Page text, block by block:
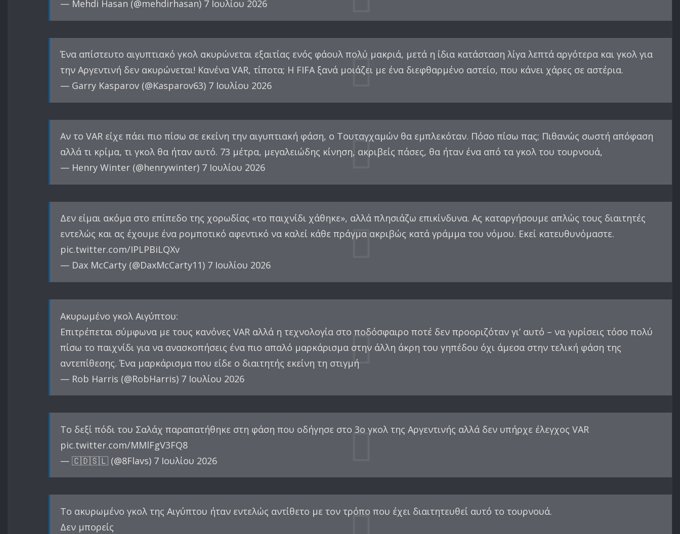
— Mehdi Hasan (@mehdirhasan) 7 Ιουλίου 2026
Ένα απίστευτο αιγυπτιακό γκολ ακυρώνεται εξαιτίας ενός φάουλ πολύ μακριά, μετά η ίδια κατάσταση λίγα λεπτά αργότερα και γκολ για
την Αργεντινή δεν ακυρώνεται! Κανένα VAR, τίποτα; Η FIFA ξανά μοιάζει με ένα διεφθαρμένο αστείο, που κάνει χάρες σε αστέρια.
— Garry Kasparov (@Kasparov63) 7 Ιουλίου 2026
Αν το VAR είχε πάει πιο πίσω σε εκείνη την αιγυπτιακή φάση, ο Τουταγχαμών θα εμπλεκόταν. Πόσο πίσω πας; Πιθανώς σωστή απόφαση
αλλά τι κρίμα, τι γκολ θα ήταν αυτό. 73 μέτρα, μεγαλειώδης κίνηση, ακριβείς πάσες, θα ήταν ένα από τα γκολ του τουρνουά,
— Henry Winter (@henrywinter) 7 Ιουλίου 2026
Δεν είμαι ακόμα στο επίπεδο της χορωδίας «το παιχνίδι χάθηκε», αλλά πλησιάζω επικίνδυνα. Ας καταργήσουμε απλώς τους διαιτητές
εντελώς και ας έχουμε ένα ρομποτικό αφεντικό να καλεί κάθε πράγμα ακριβώς κατά γράμμα του νόμου. Εκεί κατευθυνόμαστε.
pic.twitter.com/IPLPBiLQXv
— Dax McCarty (@DaxMcCarty11) 7 Ιουλίου 2026
Ακυρωμένο γκολ Αιγύπτου:
Επιτρέπεται σύμφωνα με τους κανόνες VAR αλλά η τεχνολογία στο ποδόσφαιρο ποτέ δεν προοριζόταν γι’ αυτό – να γυρίσεις τόσο πολύ
πίσω το παιχνίδι για να ανασκοπήσεις ένα πιο απαλό μαρκάρισμα στην άλλη άκρη του γηπέδου όχι άμεσα στην τελική φάση της
αντεπίθεσης. Ένα μαρκάρισμα που είδε ο διαιτητής εκείνη τη στιγμή
— Rob Harris (@RobHarris) 7 Ιουλίου 2026
Το δεξί πόδι του Σαλάχ παραπατήθηκε στη φάση που οδήγησε στο 3ο γκολ της Αργεντινής αλλά δεν υπήρχε έλεγχος VAR
pic.twitter.com/MMlFgV3FQ8
— 🇨🇩🇸🇱 (@8Flavs) 7 Ιουλίου 2026
Το ακυρωμένο γκολ της Αιγύπτου ήταν εντελώς αντίθετο με τον τρόπο που έχει διαιτητευθεί αυτό το τουρνουά.
Δεν μπορείς